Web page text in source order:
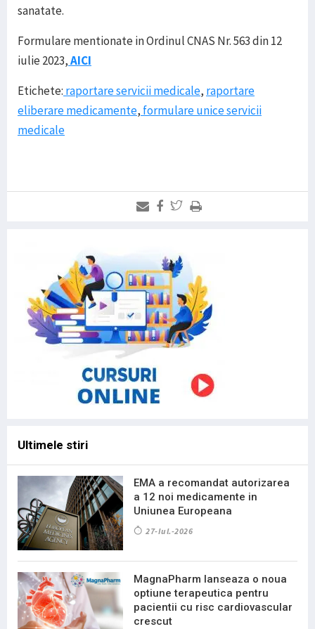
sanatate.
Formulare mentionate in Ordinul CNAS Nr. 563 din 12
iulie 2023,AICI
Etichete: raportare servicii medicale, raportare
eliberare medicamente, formulare unice servicii
medicale
Ultimele stiri
EMA a recomandat autorizarea
a 12 noi medicamente in
Uniunea Europeana
27-Iul.-2026
MagnaPharm lanseaza o noua
optiune terapeutica pentru
pacientii cu risc cardiovascular
crescut